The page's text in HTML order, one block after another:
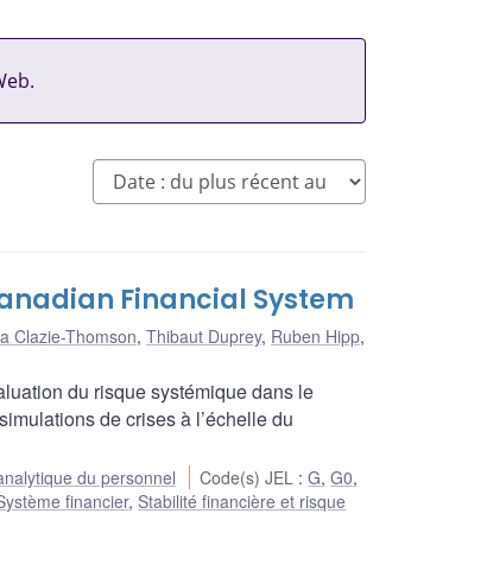
Financial System
Clazie-Thomson, Thibaut Duprey, Ruben Hipp,
du risque systémique dans le
de crises à l’échelle du
du personnel Code(s) JEL :G,G0,
financier, Stabilité financière et risque